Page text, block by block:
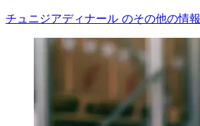
チュニジアディナール のその他の情報